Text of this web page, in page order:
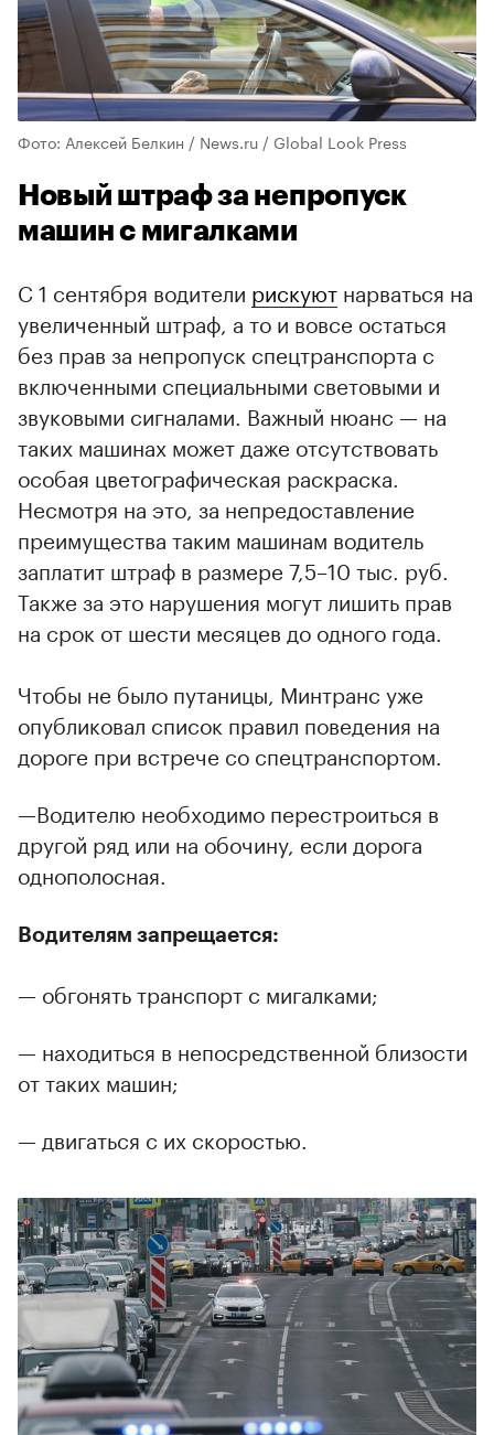
Фото: Алексей Белкин / News.ru / Global Look Press
Новый штраф за непропуск
машин с мигалками
С 1 сентября водители рискуют нарваться на
увеличенный штраф, а то и вовсе остаться
без прав за непропуск спецтранспорта с
включенными специальными световыми и
звуковыми сигналами. Важный нюанс — на
таких машинах может даже отсутствовать
особая цветографическая раскраска.
Несмотря на это, за непредоставление
преимущества таким машинам водитель
заплатит штраф в размере 7,5–10 тыс. руб.
Также за это нарушения могут лишить прав
на срок от шести месяцев до одного года.
Чтобы не было путаницы, Минтранс уже
опубликовал список правил поведения на
дороге при встрече со спецтранспортом.
—Водителю необходимо перестроиться в
другой ряд или на обочину, если дорога
однополосная.
Водителям запрещается:
— обгонять транспорт с мигалками;
— находиться в непосредственной близости
от таких машин;
— двигаться с их скоростью.